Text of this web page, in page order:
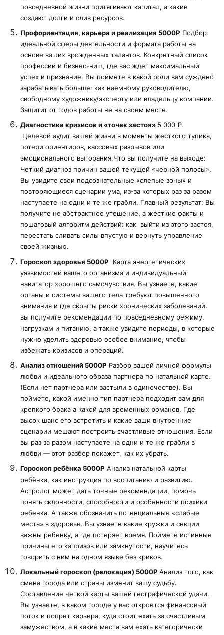
повседневной жизни притягивают капитал, а какие
создают долги и слив ресурсов.
Профориентация, карьера и реализация 5000Р Подбор
идеальной сферы деятельности и формата работы на
основе ваших врожденных талантов. Конкретный список
профессий и бизнес-ниш, где вас ждет максимальный
успех и признание. Вы поймете в какой роли вам суждено
зарабатывать больше: как наемному руководителю,
свободному художнику/эксперту или владельцу компании.
Защитит от годов работы не на своем месте.
Диагностика кризисов и «точек застоя» 5 000 ₽.
Целевой аудит вашей жизни в моменты жесткого тупика,
потери ориентиров, кассовых разрывов или
эмоционального выгорания.Что вы получите на выходе:
Четкий диагноз причин вашей текущей «черной полосы».
Вы увидите свои подсознательные «слепые зоны» и
повторяющиеся сценарии ума, из-за которых раз за разом
наступаете на одни и те же грабли. Главный результат: Вы
получите не абстрактное утешение, а жесткие факты и
пошаговый алгоритм действий: как выйти из этого застоя,
перестать сливать силы впустую и вернуть управление
своей жизнью.
Гороскоп здоровья 5000Р Карта энергетических
уязвимостей вашего организма и индивидуальный
навигатор хорошего самочувствия. Вы узнаете, какие
органы и системы вашего тела требуют повышенного
внимания и где скрыты риски хронических заболеваний.
вы получите рекомендации по повседневному режиму,
нагрузкам и питанию, а также увидите периоды, в которые
нужно уделить здоровью особое внимание, чтобы
избежать кризисов и операций.
Анализ отношений 5000Р Разбор вашей личной формулы
любви и идеального образа партнера по натальной карте.
(Если нет партнера или застыли в одиночестве). Вы
поймете, какой именно тип партнера подходит вам для
крепкого брака а какой для временных романов. Где
высок шанс его встретить и какие ваши внутренние
сценарии мешают построить счастливые отношения. Если
вы раз за разом наступаете на одни и те же грабли в
любви — этот разбор покажет, как их убрать.
Гороскоп ребёнка 5000Р Анализ натальной карты
ребёнка, как инструкция по воспитанию и развитию.
Астролог может дать точные рекомендации, помочь
понять склонности, способности и особенности психики
ребенка. А также обозначить потенциальные «слабые
места» в здоровье. Вы узнаете какие кружки и секции
важны ребенку, а где потеряет время. Поймете истинные
причины его капризов или замкнутости, научитесь
говорить с ним на одном языке без криков.
Локальный гороскоп (релокация) 5000Р Анализ того, как
смена города или страны изменит вашу судьбу.
Составление четкой карты вашей географической удачи.
Вы узнаете, в каком городе у вас откроется финансовый
поток и попрет карьера, куда стоит ехать за счастливым
замужеством, а в какие места вам ехать категорически